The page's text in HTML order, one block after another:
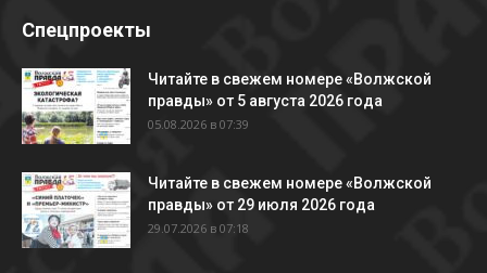
Спецпроекты
Читайте в свежем номере «Волжской
правды» от 5 августа 2026 года
05.08.2026 в 07:39
Читайте в свежем номере «Волжской
правды» от 29 июля 2026 года
29.07.2026 в 07:18